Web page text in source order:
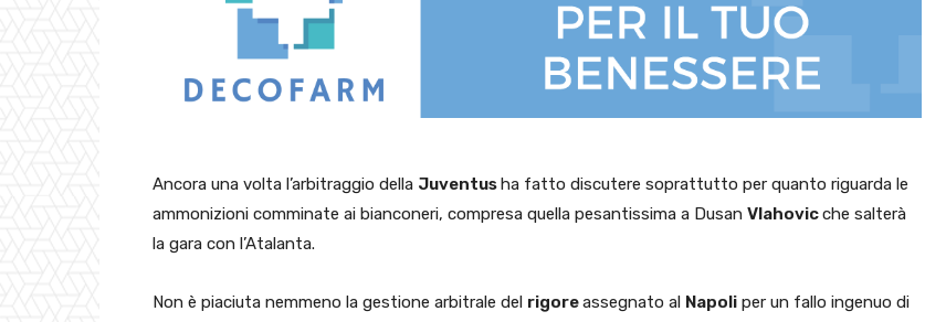
Ancora una volta l’arbitraggio della Juventusha fatto discutere soprattutto per quanto riguarda le
ammonizioni comminate ai bianconeri, compresa quella pesantissima a Dusan Vlahovicche salterà
la gara con l’Atalanta.
Non è piaciuta nemmeno la gestione arbitrale del rigoreassegnato al Napoli per un fallo ingenuo di